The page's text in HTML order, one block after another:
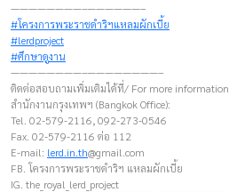
————————–——————–
#โครงการพระราชดำริฯแหลมผักเบี้ย
#lerdproject
#ศึกษาดูงาน
————————–————————–
ติดต่อสอบถามเพิ่มเติมได้ที่/ For more information
สำนักงานกรุงเทพฯ (Bangkok Office):
Tel. 02-579-2116, 092-273-0546
Fax. 02-579-2116 ต่อ 112
E-mail: lerd.in.th@gmail.com
FB. โครงการพระราชดำริฯ แหลมผักเบี้ย
IG. the_royal_lerd_project